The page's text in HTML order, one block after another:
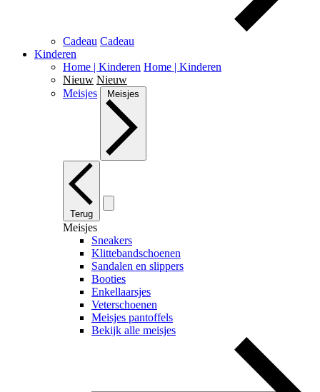
Cadeau Cadeau
Kinderen
Home | Kinderen Home | Kinderen
Nieuw Nieuw
Meisjes
Meisjes
Terug
Meisjes
Sneakers
Klittebandschoenen
Sandalen en slippers
Booties
Enkellaarsjes
Veterschoenen
Meisjes pantoffels
Bekijk alle meisjes